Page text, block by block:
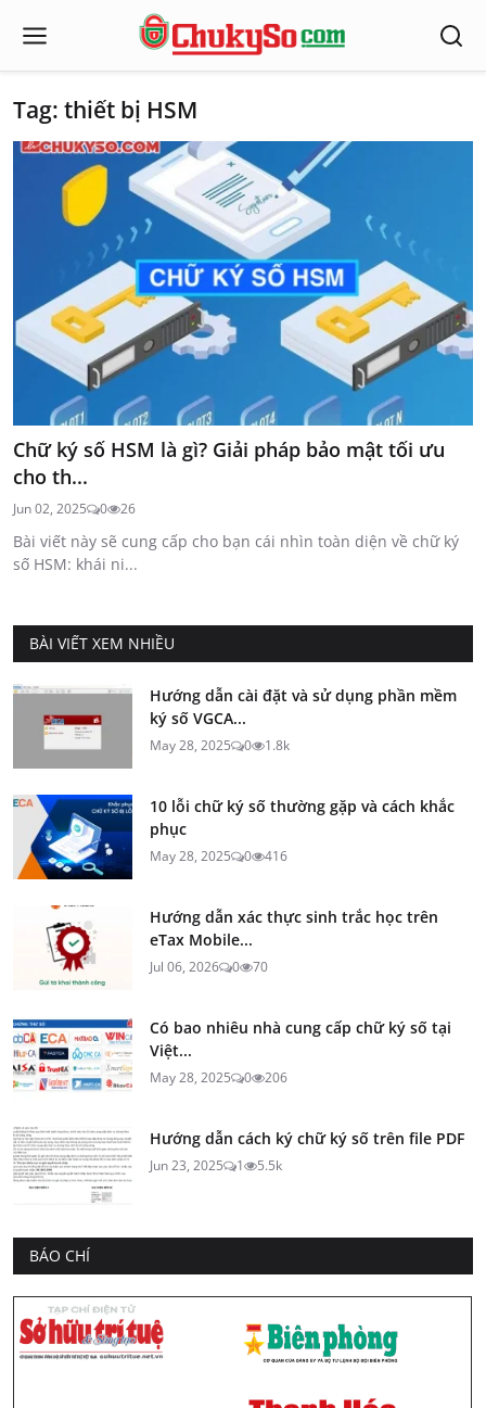
Tag: thiết bị HSM
Chữ ký số HSM là gì? Giải pháp bảo mật tối ưu
cho th...
Jun 02, 2025 0 26
Bài viết này sẽ cung cấp cho bạn cái nhìn toàn diện về chữ ký
số HSM: khái ni...
BÀI VIẾT XEM NHIỀU
Hướng dẫn cài đặt và sử dụng phần mềm
ký số VGCA...
May 28, 2025 0 1.8k
10 lỗi chữ ký số thường gặp và cách khắc
phục
May 28, 2025 0 416
Hướng dẫn xác thực sinh trắc học trên
eTax Mobile...
Jul 06, 2026 0 70
Có bao nhiêu nhà cung cấp chữ ký số tại
Việt...
May 28, 2025 0 206
Hướng dẫn cách ký chữ ký số trên file PDF
Jun 23, 2025 1 5.5k
BÁO CHÍ